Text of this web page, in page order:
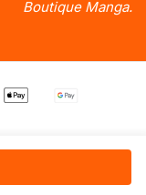
Boutique Manga.